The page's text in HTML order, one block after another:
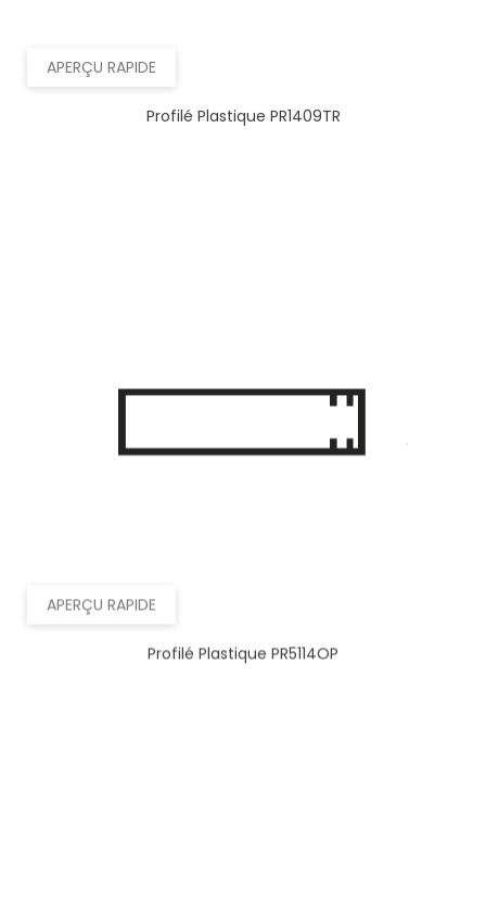
APERÇU RAPIDE
Profilé Plastique PR1409TR
Profilé Plastique PR5114OP